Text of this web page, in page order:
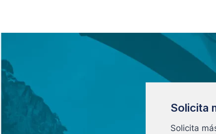
Solicita
Solicita